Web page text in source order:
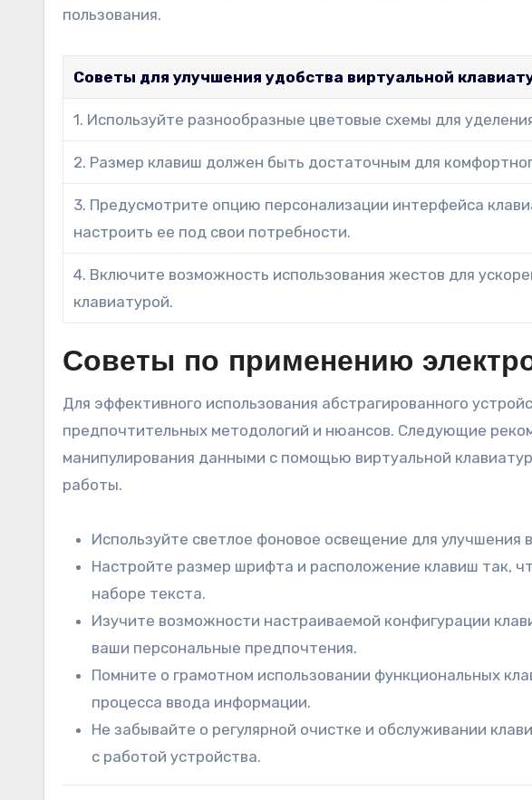
пользования.
Советы для улучшения удобства виртуальной
1. Используйте разнообразные цветовые схемы для
2. Размер клавиш должен быть достаточным для
3. Предусмотрите опцию персонализации интерфейса
настроить ее под свои потребности.
4. Включите возможность использования жестов для
клавиатурой.
Советы по применению
Для эффективного использования абстрагированного
предпочтительных методологий и нюансов. Следующие
манипулирования данными с помощью виртуальной
работы.
Используйте светлое фоновое освещение для улучшения
Настройте размер шрифта и расположение клавиш так,
наборе текста.
Изучите возможности настраиваемой конфигурации
ваши персональные предпочтения.
Помните о грамотном использовании функциональных
процесса ввода информации.
Не забывайте о регулярной очистке и обслуживании
с работой устройства.